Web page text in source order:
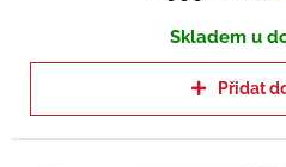
Skladem u
Přidat